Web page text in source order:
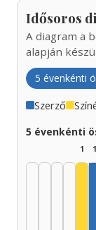
Idősoros
A diagram a
alapján
5 évenkénti
Szerző
5 évenkénti
1 1